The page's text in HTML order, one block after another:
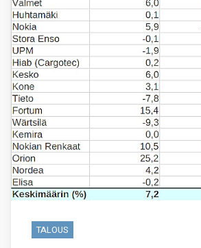
TALOUS